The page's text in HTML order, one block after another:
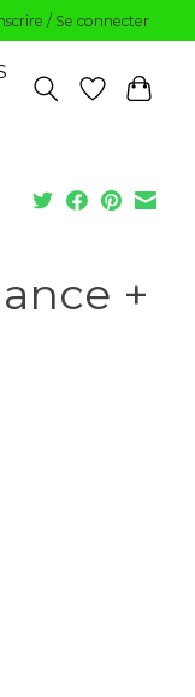
/ Se connecter
+